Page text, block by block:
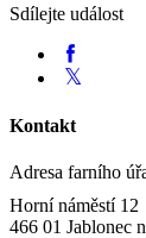
Sdílejte událost
Kontakt
Adresa farního
Horní náměstí 12
466 01 Jablonec